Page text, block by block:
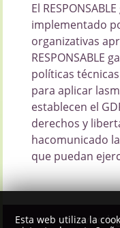
Esta web utiliza la
El
implementado
organizativas
RESPONSABLE
políticas
para aplicar
establecen el
derechos y
hacomunicado
que puedan
aviso